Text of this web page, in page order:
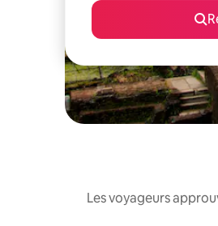
Les voyageurs